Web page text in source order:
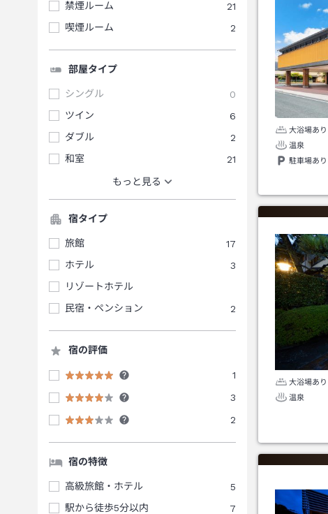
禁煙ルーム
21
喫煙ルーム
2
部屋タイプ
シングル
0
ツイン
6
ダブル
2
和室
21
もっと見る
宿タイプ
旅館
17
ホテル
3
リゾートホテル
民宿・ペンション
2
宿の評価
1
3
2
宿の特徴
高級旅館・ホテル
5
駅から徒歩5分以内
7
大浴場あり
温泉
駐車場あり
大浴場あり
温泉